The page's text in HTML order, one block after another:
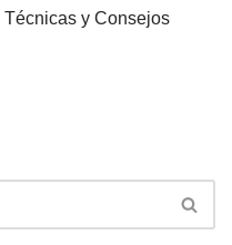
Técnicas y Consejos